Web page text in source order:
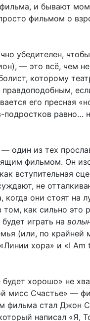
и бывают
фильмом о
убедителен,
— это всё, чем не
которому
его пресная
подростков равно…
один из тех
фильмом. Он
вступительная
не
когда они стоят на
том, как сильно
играть на
(или, по
хора» и «I
хорошо» не
мисс Счастье» —
фильма стал Джон
написал «Я,